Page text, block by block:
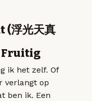
(浮光天真
Fruitig
ik het zelf. Of
verlangt op
ben ik. Een